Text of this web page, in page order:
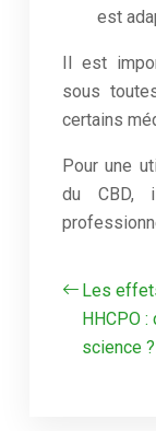
est
Il est
sous
certains
Pour une
du CBD,
Les
HHCPO
science ?